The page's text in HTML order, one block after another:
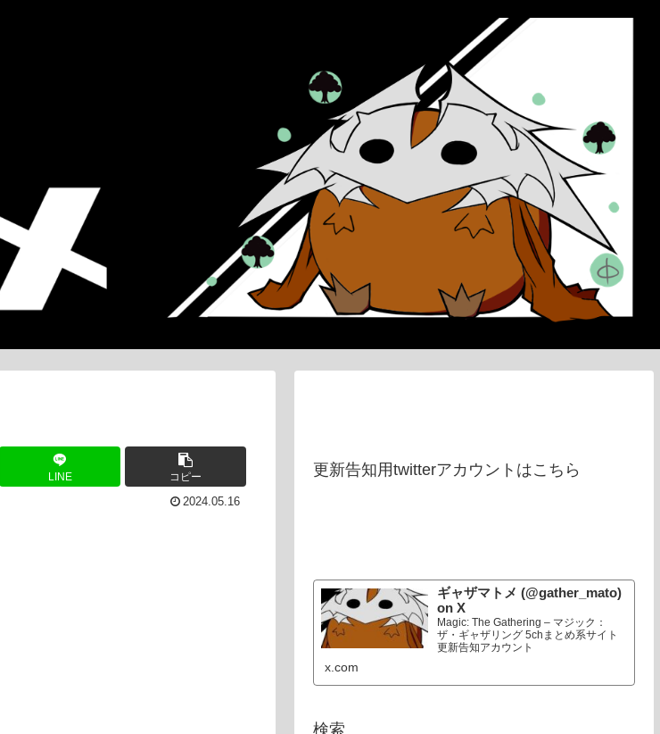
LINE コピー
2024.05.16
更新告知用twitterアカウントはこちら
ギャザマトメ (@gather_mato)
on X
Magic: The Gathering – マジック：
ザ・ギャザリング 5chまとめ系サイト
更新告知アカウント
x.com
検索